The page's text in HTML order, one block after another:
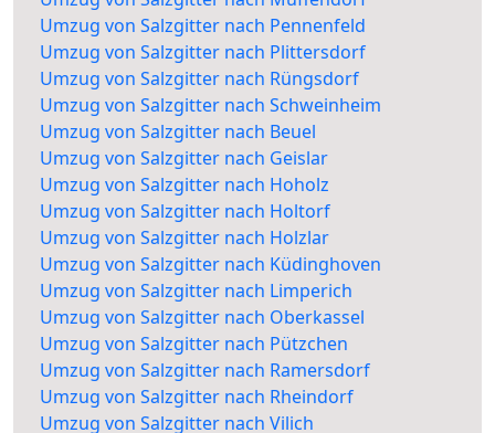
Umzug von Salzgitter nach Pennenfeld
Umzug von Salzgitter nach Plittersdorf
Umzug von Salzgitter nach Rüngsdorf
Umzug von Salzgitter nach Schweinheim
Umzug von Salzgitter nach Beuel
Umzug von Salzgitter nach Geislar
Umzug von Salzgitter nach Hoholz
Umzug von Salzgitter nach Holtorf
Umzug von Salzgitter nach Holzlar
Umzug von Salzgitter nach Küdinghoven
Umzug von Salzgitter nach Limperich
Umzug von Salzgitter nach Oberkassel
Umzug von Salzgitter nach Pützchen
Umzug von Salzgitter nach Ramersdorf
Umzug von Salzgitter nach Rheindorf
Umzug von Salzgitter nach Vilich